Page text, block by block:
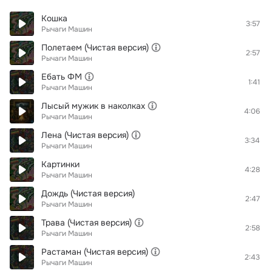
Кошка
Рычаги Машин
3:57
Полетаем (Чистая версия)
Рычаги Машин
2:57
Ебать ФМ
Рычаги Машин
1:41
Лысый мужик в наколках
Рычаги Машин
4:06
Лена (Чистая версия)
Рычаги Машин
3:34
Картинки
Рычаги Машин
4:28
Дождь (Чистая версия)
Рычаги Машин
2:47
Трава (Чистая версия)
Рычаги Машин
2:58
Растаман (Чистая версия)
Рычаги Машин
2:43